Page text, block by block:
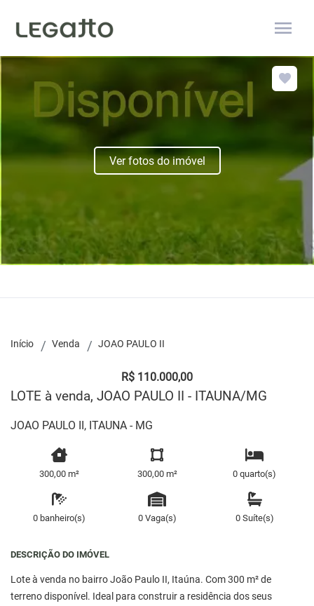
menu
Ver fotos do imóvel
Início Venda JOAO PAULO II
R$ 110.000,00
LOTE à venda, JOAO PAULO II - ITAUNA/MG
JOAO PAULO II, ITAUNA - MG
300,00 m² 300,00 m² 0 quarto(s)
0 banheiro(s) 0 Vaga(s) 0 Suíte(s)
DESCRIÇÃO DO IMÓVEL
Lote à venda no bairro João Paulo II, Itaúna. Com 300 m² de
terreno disponível. Ideal para construir a residência dos seus